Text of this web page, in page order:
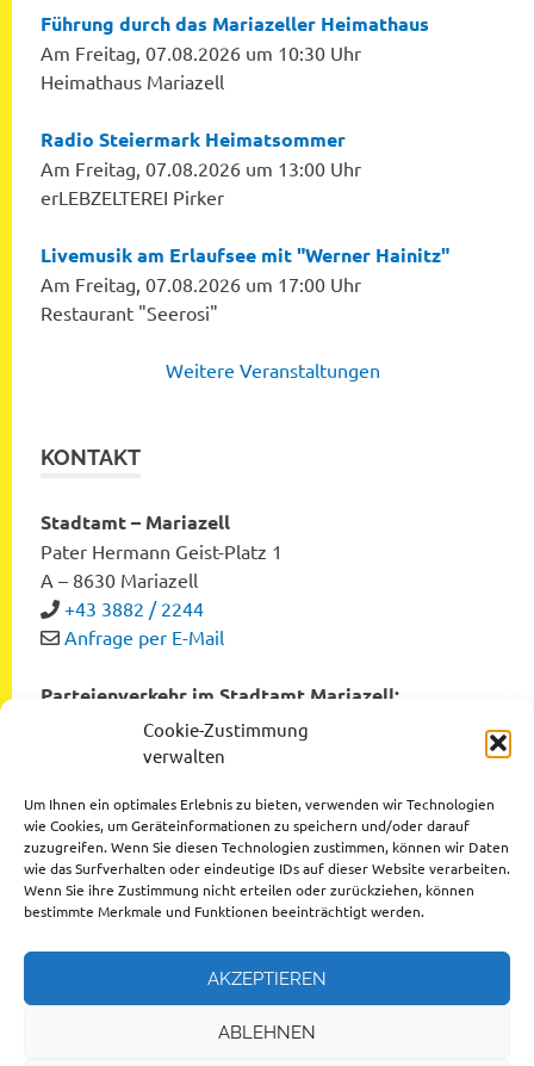
Cookie-Zustimmung
verwalten
Um Ihnen ein optimales Erlebnis zu bieten, verwenden wir Technologien
wie Cookies, um Geräteinformationen zu speichern und/oder darauf
zuzugreifen. Wenn Sie diesen Technologien zustimmen, können wir Daten
wie das Surfverhalten oder eindeutige IDs auf dieser Website verarbeiten.
Wenn Sie ihre Zustimmung nicht erteilen oder zurückziehen, können
bestimmte Merkmale und Funktionen beeinträchtigt werden.
AKZEPTIEREN
ABLEHNEN
Führung durch das Mariazeller Heimathaus
Am Freitag, 07.08.2026 um 10:30 Uhr
Heimathaus Mariazell
Radio Steiermark Heimatsommer
Am Freitag, 07.08.2026 um 13:00 Uhr
erLEBZELTEREI Pirker
Livemusik am Erlaufsee mit "Werner Hainitz"
Am Freitag, 07.08.2026 um 17:00 Uhr
Restaurant "Seerosi"
Weitere Veranstaltungen
KONTAKT
Stadtamt – Mariazell
Pater Hermann Geist-Platz 1
A – 8630 Mariazell
+43 3882 / 2244
Anfrage per E-Mail
Parteienverkehr im Stadtamt Mariazell:
Montag bis Freitag von 8:00 bis 12:00 Uhr
Dienstag und Donnerstag von 12:00 bis 16:00 Uhr
Datenschutzerklärung
Impressum